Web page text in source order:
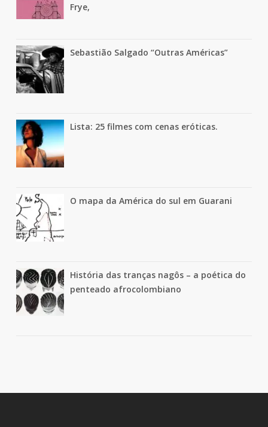
Frye,
Sebastião Salgado “Outras Américas”
Lista: 25 filmes com cenas eróticas.
O mapa da América do sul em Guarani
História das tranças nagôs – a poética do
penteado afrocolombiano